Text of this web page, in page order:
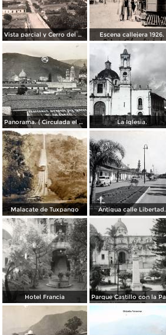
Vista parcial y Cerro del Borrego Escena callejera 1926.
Panorama. ( Circulada el 3 de Noviembre de 1929 ). La Iglesia.
Malacate de Tuxpango Antigua calle Libertad.
Hotel Francia